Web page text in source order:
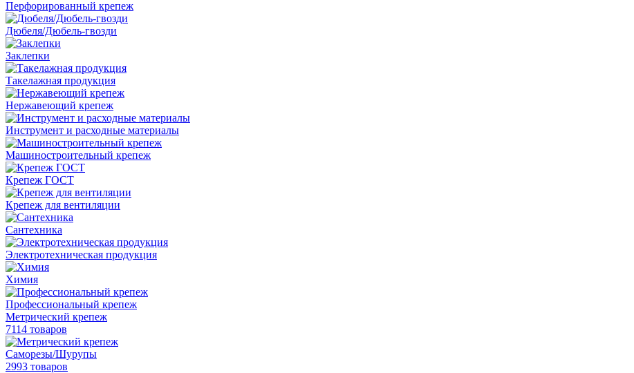
Перфорированный крепеж
Дюбеля/Дюбель-гвозди
Заклепки
Такелажная продукция
Нержавеющий крепеж
Инструмент и расходные материалы
Машиностроительный крепеж
Крепеж ГОСТ
Крепеж для вентиляции
Сантехника
Электротехническая продукция
Химия
Профессиональный крепеж
Метрический крепеж
7114 товаров
Саморезы/Шурупы
2993 товаров